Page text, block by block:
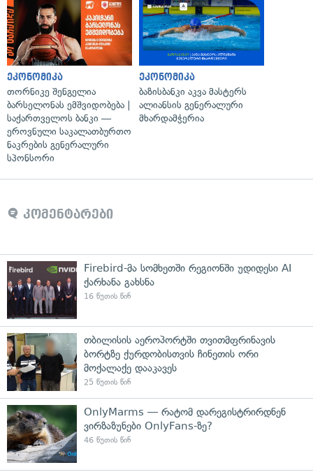
ეკონომიკა
თორნიკე შენგელია
ბარსელონას ემშვიდობება |
საქართველოს ბანკი —
ეროვნული საკალათბურთო
ნაკრების გენერალური
სპონსორი
ეკონომიკა
ბაზისბანკი აკვა მასტერს
ალიანსის გენერალური
მხარდამჭერია
კომენტარები
Firebird-მა სომხეთში რეგიონში უდიდესი AI
ქარხანა გახსნა
16 წუთის წინ
თბილისის აეროპორტში თვითმფრინავის
ბორტზე ქურდობისთვის ჩინეთის ორი
მოქალაქე დააკავეს
25 წუთის წინ
OnlyMarms — რატომ დარეგისტრირდნენ
ვირზაზუნები OnlyFans-ზე?
46 წუთის წინ